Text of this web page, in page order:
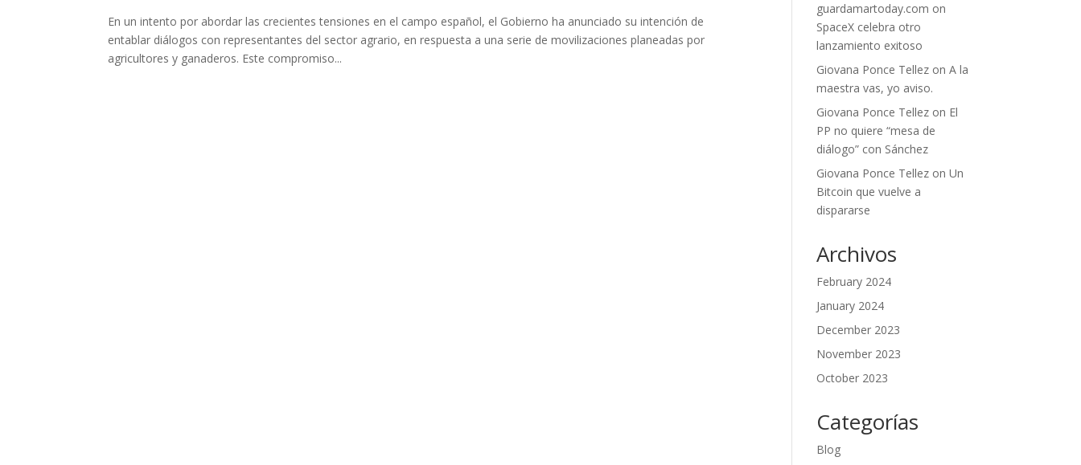
En un intento por abordar las crecientes tensiones en el campo español, el Gobierno ha anunciado su intención de
entablar diálogos con representantes del sector agrario, en respuesta a una serie de movilizaciones planeadas por
agricultores y ganaderos. Este compromiso...
guardamartoday.com on
SpaceX celebra otro
lanzamiento exitoso
Giovana Ponce Tellez onA la
maestra vas, yo aviso.
Giovana Ponce Tellez on El
PP no quiere “mesa de
diálogo” con Sánchez
Giovana Ponce Tellez onUn
Bitcoin que vuelve a
dispararse
Archivos
February 2024
January 2024
December 2023
November 2023
October 2023
Categorías
Blog